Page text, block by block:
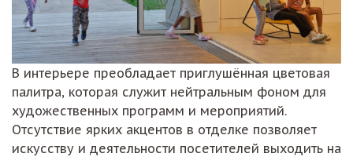
В интерьере преобладает приглушённая цветовая
палитра, которая служит нейтральным фоном для
художественных программ и мероприятий.
Отсутствие ярких акцентов в отделке позволяет
искусству и деятельности посетителей выходить на